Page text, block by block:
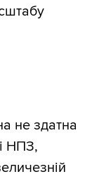
не здатна
НПЗ,